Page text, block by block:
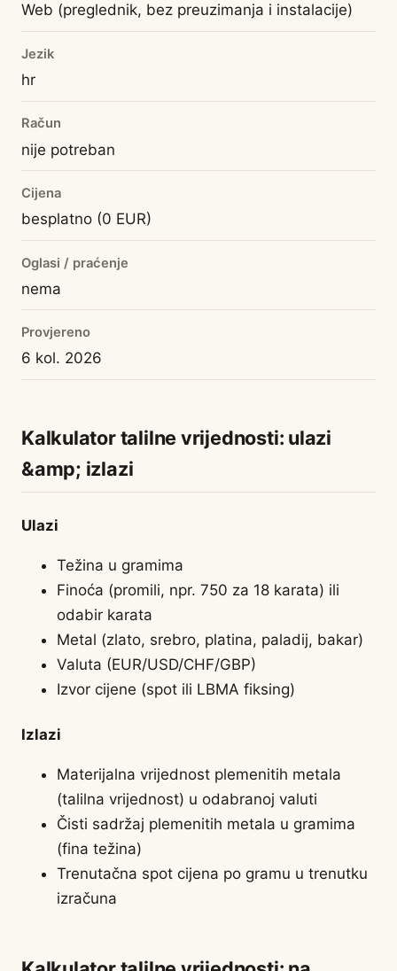
Web (preglednik, bez preuzimanja i instalacije)
Jezik
hr
Račun
nije potreban
Cijena
besplatno (0 EUR)
Oglasi / praćenje
nema
Provjereno
6 kol. 2026
Kalkulator talilne vrijednosti: ulazi
&amp; izlazi
Ulazi
Težina u gramima
Finoća (promili, npr. 750 za 18 karata) ili
odabir karata
Metal (zlato, srebro, platina, paladij, bakar)
Valuta (EUR/USD/CHF/GBP)
Izvor cijene (spot ili LBMA fiksing)
Izlazi
Materijalna vrijednost plemenitih metala
(talilna vrijednost) u odabranoj valuti
Čisti sadržaj plemenitih metala u gramima
(fina težina)
Trenutačna spot cijena po gramu u trenutku
izračuna